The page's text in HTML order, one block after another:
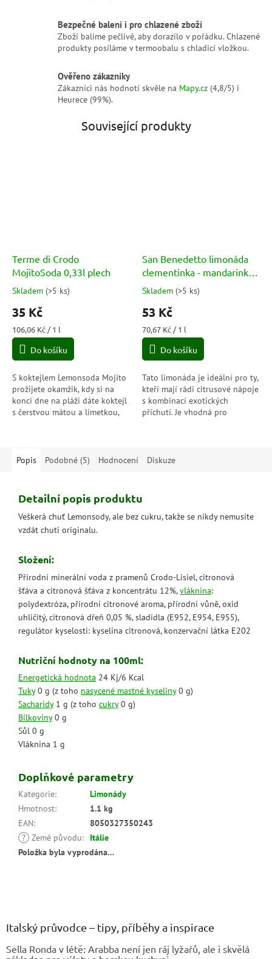
Bezpečné balení i pro chlazené zboží
Zboží balíme pečlivě, aby dorazilo v pořádku. Chlazené
produkty posíláme v termoobalu s chladicí vložkou.
Ověřeno zákazníky
Zákazníci nás hodnotí skvěle na Mapy.cz (4,8/5) i
Heurece (99%).
Související produkty
Terme di Crodo
MojitoSoda 0,33l plech
Průměrné
hodnocení
produktu
je
5,0
5
hvězdiček.
Skladem (>5 ks)
35 Kč
Měrná
cena:
106,06 Kč / 1 l
Do košíku
S koktejlem Lemonsoda Mojito
prožijete okamžik, kdy si na
konci dne na pláži dáte koktejl
s čerstvou mátou a limetkou,
San Benedetto limonáda
clementinka - mandarinka
750 ml PET
Průměrné
hodnocení
produktu
je
5,0
5
hvězdiček.
Skladem (>5 ks)
53 Kč
Měrná
cena:
70,67 Kč / 1 l
Do košíku
Tato limonáda je ideální pro ty,
kteří mají rádi citrusové nápoje
s kombinací exotických
příchutí. Je vhodná pro
Popis
Podobné (5) Hodnocení Diskuze
Detailní popis produktu
Veškerá chuť Lemonsody, ale bez cukru, takže se nikdy nemusíte
vzdát chuti originalu.
Složení:
Přírodní minerální voda z pramenů Crodo-Lisiel, citronová
šťáva a citronová šťáva z koncentrátu 12%,vláknina:
polydextróza, přírodní citronové aroma, přírodní vůně, oxid
uhličitý, citronová dřeň 0,05 %, sladidla (E952, E954, E955),
regulátor kyselosti: kyselina citronová, konzervační látka E202
Nutriční hodnoty na 100ml:
Energetická hodnota 24 Kj/6 Kcal
Tuky0 g (z toho nasycené mastné kyseliny0 g)
Sacharidy1 g (z toho cukry0 g)
Bílkoviny0 g
Sůl 0 g
Vláknina 1 g
Doplňkové parametry
Kategorie:
Limonády
Hmotnost:
1.1 kg
EAN:
8050327350243
? Země původu:
Itálie
Položka byla vyprodána…
Italský průvodce – tipy, příběhy a inspirace
Sella Ronda v létě: Arabba není jen ráj lyžařů, ale i skvělá